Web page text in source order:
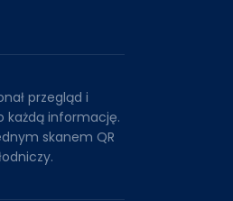
przegląd i
każdą informację.
skanem QR